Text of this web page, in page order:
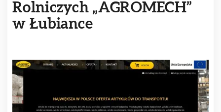
Rolniczych „AGROMECH”
w Łubiance